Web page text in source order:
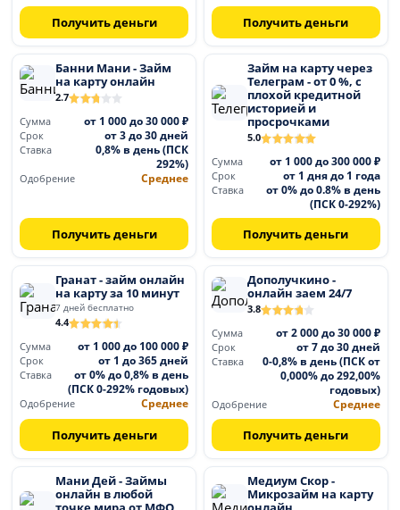
Получить деньги Получить деньги
Банни Мани - Займ
на карту онлайн
2.7
Сумма
от 1 000 до 30 000 ₽
Срок от 3 до 30 дней
Ставка
0,8% в день (ПСК
292%)
Одобрение Среднее
Получить деньги
Займ на карту через
Телеграм - от 0 %, с
плохой кредитной
историей и
просрочками
5.0
Сумма
от 1 000 до 300 000 ₽
Срок от 1 дня до 1 года
Ставка
от 0% до 0.8% в день
(ПСК 0-292%)
Получить деньги
Гранат - займ онлайн
на карту за 10 минут
7 дней бесплатно
4.4
Сумма
от 1 000 до 100 000 ₽
Срок от 1 до 365 дней
Ставка
от 0% до 0,8% в день
(ПСК 0-292% годовых)
Одобрение Среднее
Получить деньги
Дополучкино -
онлайн заем 24/7
3.8
Сумма
от 2 000 до 30 000 ₽
Срок от 7 до 30 дней
Ставка
0-0,8% в день (ПСК от
0,000% до 292,00%
годовых)
Одобрение Среднее
Получить деньги
Мани Дей - Займы
онлайн в любой
Медиум Скор -
Микрозайм на карту